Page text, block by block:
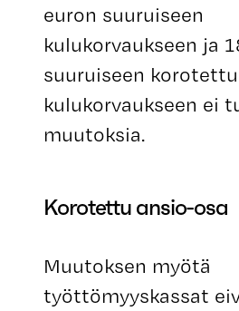
euron suuruiseen
kulukorvaukseen ja
suuruiseen
kulukorvaukseen ei
muutoksia.
Korotettu ansio-osa
Muutoksen myötä
työttömyyskassat